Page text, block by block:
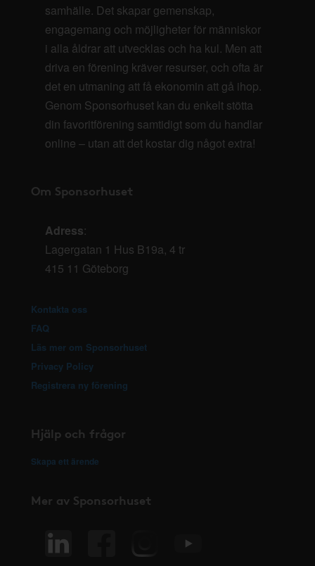
samhälle. Det skapar gemenskap,
engagemang och möjligheter för människor
i alla åldrar att utvecklas och ha kul. Men att
driva en förening kräver resurser, och ofta är
det en utmaning att få ekonomin att gå ihop.
Genom Sponsorhuset kan du enkelt stötta
din favoritförening samtidigt som du handlar
online – utan att det kostar dig något extra!
Om Sponsorhuset
Adress:
Lagergatan 1 Hus B19a, 4 tr
415 11 Göteborg
Kontakta oss
FAQ
Läs mer om Sponsorhuset
Privacy Policy
Registrera ny förening
Hjälp och frågor
Skapa ett ärende
Mer av Sponsorhuset